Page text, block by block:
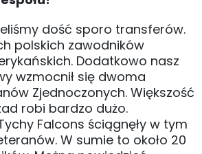
dość sporo transferów.
polskich zawodników
Dodatkowo nasz
wzmocnił się dwoma
Zjednoczonych. Większość
robi bardzo dużo.
Falcons ściągnęły w tym
W sumie to około 20